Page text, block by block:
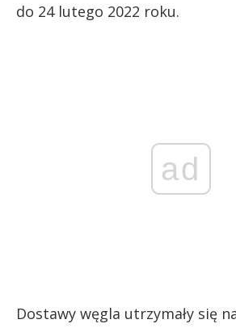
do 24 lutego 2022 roku.
ad
Dostawy węgla utrzymały się